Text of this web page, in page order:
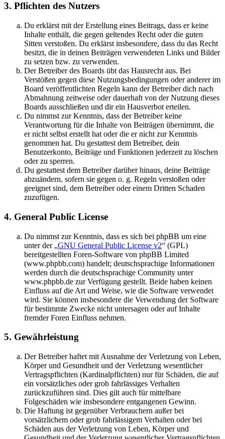
3. Pflichten des Nutzers
Du erklärst mit der Erstellung eines Beitrags, dass er keine
Inhalte enthält, die gegen geltendes Recht oder die guten
Sitten verstoßen. Du erklärst insbesondere, dass du das Recht
besitzt, die in deinen Beiträgen verwendeten Links und Bilder
zu setzen bzw. zu verwenden.
Der Betreiber des Boards übt das Hausrecht aus. Bei
Verstößen gegen diese Nutzungsbedingungen oder anderer im
Board veröffentlichten Regeln kann der Betreiber dich nach
Abmahnung zeitweise oder dauerhaft von der Nutzung dieses
Boards ausschließen und dir ein Hausverbot erteilen.
Du nimmst zur Kenntnis, dass der Betreiber keine
Verantwortung für die Inhalte von Beiträgen übernimmt, die
er nicht selbst erstellt hat oder die er nicht zur Kenntnis
genommen hat. Du gestattest dem Betreiber, dein
Benutzerkonto, Beiträge und Funktionen jederzeit zu löschen
oder zu sperren.
Du gestattest dem Betreiber darüber hinaus, deine Beiträge
abzuändern, sofern sie gegen o. g. Regeln verstoßen oder
geeignet sind, dem Betreiber oder einem Dritten Schaden
zuzufügen.
4. General Public License
Du nimmst zur Kenntnis, dass es sich bei phpBB um eine
unter der „GNU General Public License v2“ (GPL)
bereitgestellten Foren-Software von phpBB Limited
(www.phpbb.com) handelt; deutschsprachige Informationen
werden durch die deutschsprachige Community unter
www.phpbb.de zur Verfügung gestellt. Beide haben keinen
Einfluss auf die Art und Weise, wie die Software verwendet
wird. Sie können insbesondere die Verwendung der Software
für bestimmte Zwecke nicht untersagen oder auf Inhalte
fremder Foren Einfluss nehmen.
5. Gewährleistung
Der Betreiber haftet mit Ausnahme der Verletzung von Leben,
Körper und Gesundheit und der Verletzung wesentlicher
Vertragspflichten (Kardinalpflichten) nur für Schäden, die auf
ein vorsätzliches oder grob fahrlässiges Verhalten
zurückzuführen sind. Dies gilt auch für mittelbare
Folgeschäden wie insbesondere entgangenen Gewinn.
Die Haftung ist gegenüber Verbrauchern außer bei
vorsätzlichem oder grob fahrlässigem Verhalten oder bei
Schäden aus der Verletzung von Leben, Körper und